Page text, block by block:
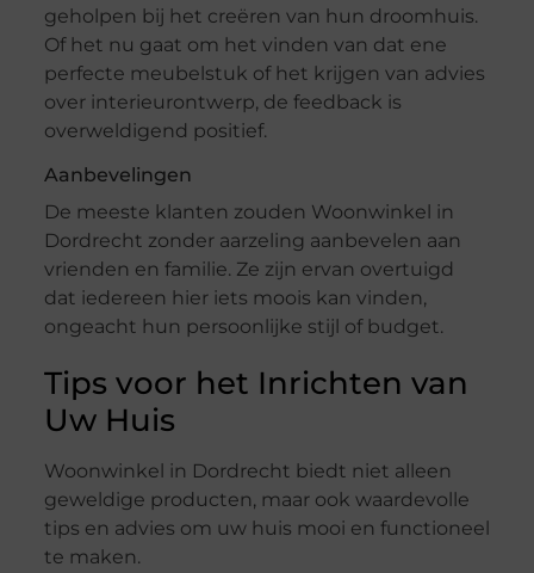
geholpen bij het creëren van hun droomhuis.
Of het nu gaat om het vinden van dat ene
perfecte meubelstuk of het krijgen van advies
over interieurontwerp, de feedback is
overweldigend positief.
Aanbevelingen
De meeste klanten zouden Woonwinkel in
Dordrecht zonder aarzeling aanbevelen aan
vrienden en familie. Ze zijn ervan overtuigd
dat iedereen hier iets moois kan vinden,
ongeacht hun persoonlijke stijl of budget.
Tips voor het Inrichten van
Uw Huis
Woonwinkel in Dordrecht biedt niet alleen
geweldige producten, maar ook waardevolle
tips en advies om uw huis mooi en functioneel
te maken.